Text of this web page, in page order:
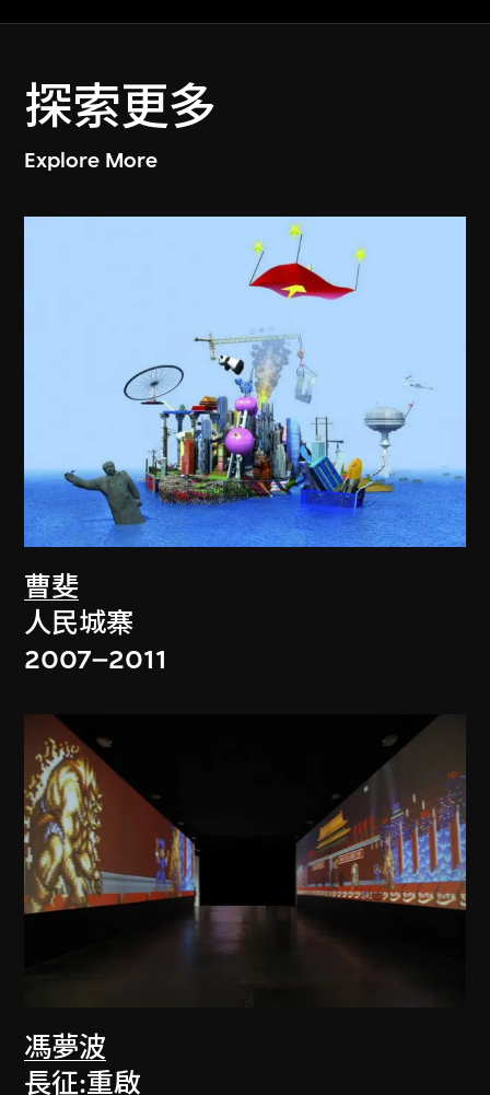
探索更多
Explore More
曹斐
人民城寨
2007–2011
馮夢波
長征:重啟